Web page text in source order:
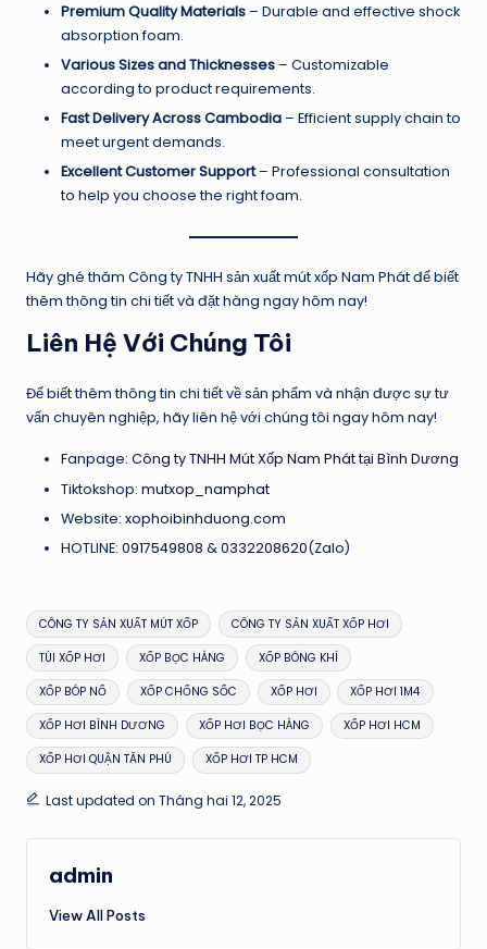
Premium Quality Materials – Durable and effective shock
absorption foam.
Various Sizes and Thicknesses – Customizable
according to product requirements.
Fast Delivery Across Cambodia – Efficient supply chain to
meet urgent demands.
Excellent Customer Support– Professional consultation
to help you choose the right foam.
Hãy ghé thăm Công ty TNHH sản xuất mút xốp Nam Phát để biết
thêm thông tin chi tiết và đặt hàng ngay hôm nay!
Liên Hệ Với Chúng Tôi
Để biết thêm thông tin chi tiết về sản phẩm và nhận được sự tư
vấn chuyên nghiệp, hãy liên hệ với chúng tôi ngay hôm nay!
Fanpage: Công ty TNHH Mút Xốp Nam Phát tại Bình Dương
Tiktokshop: mutxop_namphat
Website: xophoibinhduong.com
HOTLINE: 0917549808 &0332208620(Zalo)
Tags:
CÔNG TY SẢN XUẤT MÚT XỐP CÔNG TY SẢN XUẤT XỐP HƠI
TÚI XỐP HƠI XỐP BỌC HÀNG XỐP BÓNG KHÍ
XỐP BÓP NỔ XỐP CHỐNG SỐC XỐP HƠI XỐP HƠI 1M4
XỐP HƠI BÌNH DƯƠNG XỐP HƠI BỌC HÀNG XỐP HƠI HCM
XỐP HƠI QUẬN TÂN PHÚ XỐP HƠI TP HCM
Last updated on Tháng hai 12, 2025
admin
View All Posts